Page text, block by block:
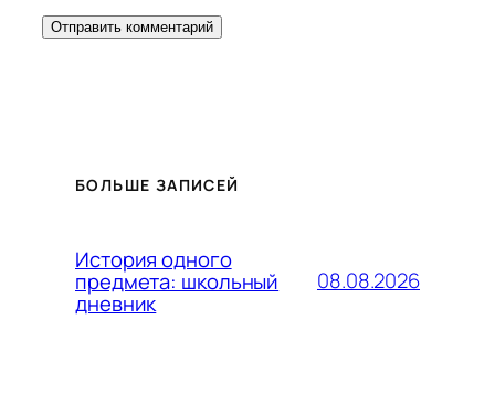
БОЛЬШЕ ЗАПИСЕЙ
История одного
предмета: школьный
дневник
08.08.2026